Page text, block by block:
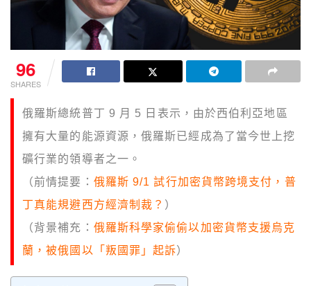
96
SHARES
俄羅斯總統普丁 9 月 5 日表示，由於西伯利亞地區
擁有大量的能源資源，俄羅斯已經成為了當今世上挖
礦行業的領導者之一。
（前情提要： 俄羅斯 9/1 試行加密貨幣跨境支付，普
丁真能規避西方經濟制裁？ ）
（背景補充： 俄羅斯科學家偷偷以加密貨幣支援烏克
蘭，被俄國以「叛國罪」起訴）